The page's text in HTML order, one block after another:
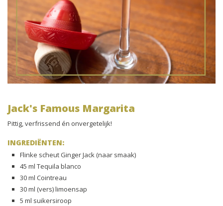
Jack's Famous Margarita
Pittig, verfrissend én onvergetelijk!
INGREDIËNTEN:
Flinke scheut Ginger Jack (naar smaak)
45 ml Tequila blanco
30 ml Cointreau
30 ml (vers) limoensap
5 ml suikersiroop